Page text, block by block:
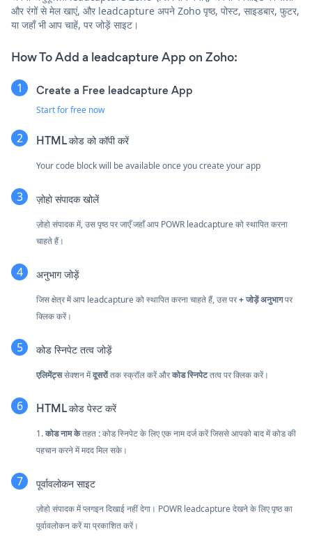
और रंगों से मेल खाएं, और leadcapture अपने Zoho पृष्ठ, पोस्ट, साइडबार, फुटर,
या जहाँ भी आप चाहें, पर जोड़ें साइट।
How To Add a leadcapture App on Zoho:
Create a Free leadcapture App
Start for free now
HTML कोड को कॉपी करें
Your code block will be available once you create your app
ज़ोहो संपादक खोलें
ज़ोहो संपादक में, उस पृष्ठ पर जाएँ जहाँ आप POWR leadcapture को स्थापित करना
चाहते हैं।
अनुभाग जोड़ें
जिस क्षेत्र में आप leadcapture को स्थापित करना चाहते हैं, उस पर+ जोड़ें अनुभागपर
क्लिक करें।
कोड स्निपेट तत्व जोड़ें
एलिमेंट्ससेक्शन मेंदूसरोंतक स्क्रॉल करें औरकोड स्निपेटतत्व पर क्लिक करें।
HTML कोड पेस्ट करें
1.कोड नाम केतहत:कोड स्निपेट के लिए एक नाम दर्ज करें जिससे आपको बाद में कोड की
पहचान करने में मदद मिल सके।
पूर्वावलोकन साइट
ज़ोहो संपादक में प्लगइन दिखाई नहीं देगा। POWR leadcapture देखने के लिए पृष्ठ का
पूर्वावलोकन करें या प्रकाशित करें।